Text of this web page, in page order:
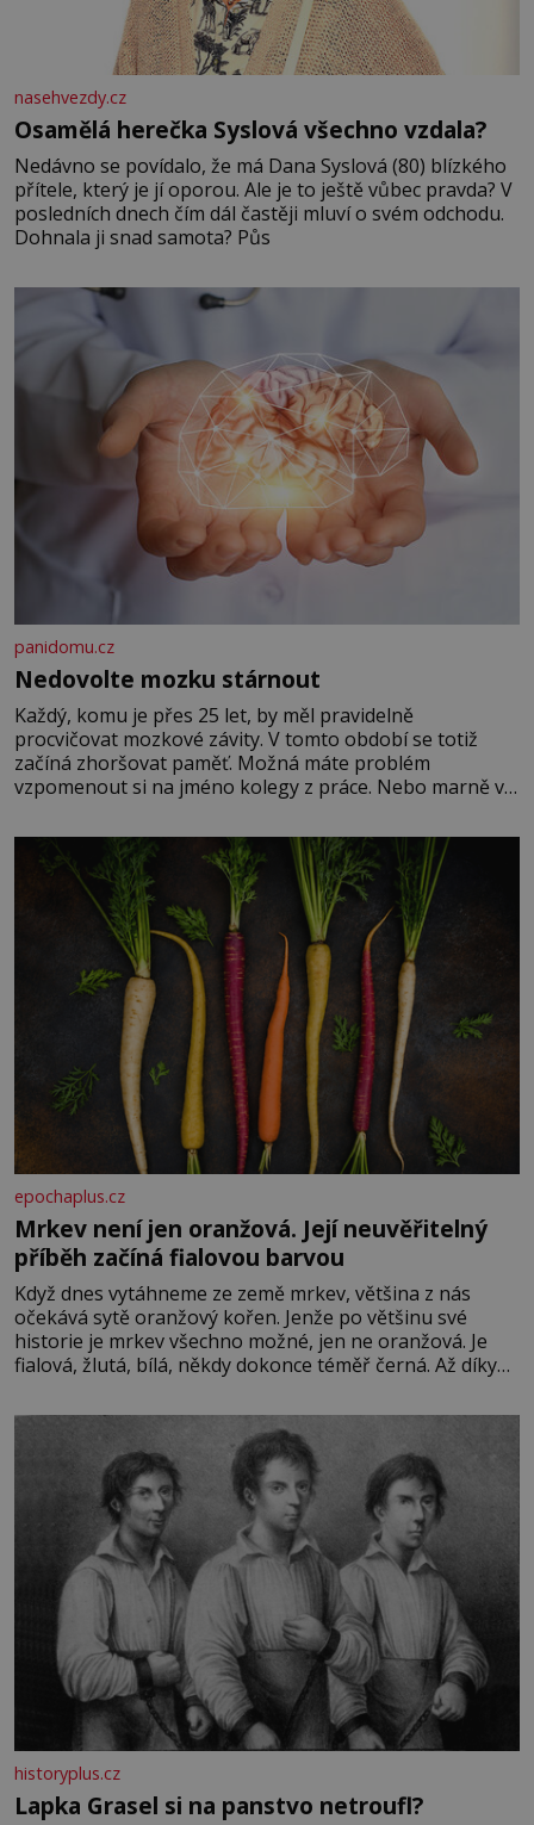
nasehvezdy.cz
Osamělá herečka Syslová všechno vzdala?
Nedávno se povídalo, že má Dana Syslová (80) blízkého
přítele, který je jí oporou. Ale je to ještě vůbec pravda? V
posledních dnech čím dál častěji mluví o svém odchodu.
Dohnala ji snad samota? Půs
panidomu.cz
Nedovolte mozku stárnout
Každý, komu je přes 25 let, by měl pravidelně
procvičovat mozkové závity. V tomto období se totiž
začíná zhoršovat paměť. Možná máte problém
vzpomenout si na jméno kolegy z práce. Nebo marně v
Je to opravdu tak, s věkem jako kdyby se paměť
rozhodla stávkovat. Cvičte
epochaplus.cz
Mrkev není jen oranžová. Její neuvěřitelný
příběh začíná fialovou barvou
Když dnes vytáhneme ze země mrkev, většina z nás
očekává sytě oranžový kořen. Jenže po většinu své
historie je mrkev všechno možné, jen ne oranžová. Je
fialová, žlutá, bílá, někdy dokonce téměř černá. Až díky
bez které si českou zahradu ani nedokážeme představit.
historyplus.cz
Lapka Grasel si na panstvo netroufl?